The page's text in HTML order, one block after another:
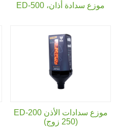
موزع سدادة أذان، ED-500
موزع سدادات الأذن ED-200
(250 زوج)